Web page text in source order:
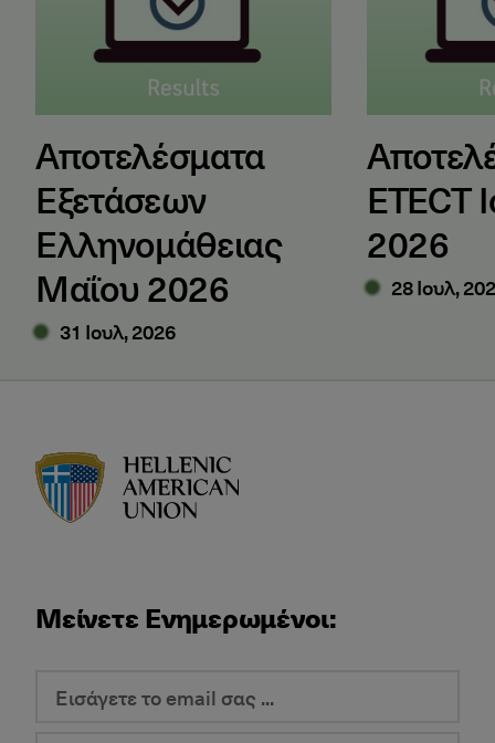
Αποτελέσματα
Εξετάσεων
Ελληνομάθειας
Μαΐου 2026
31 Ιουλ, 2026
ETECT
2026
28 Ιουλ,
Μείνετε Ενημερωμένοι: